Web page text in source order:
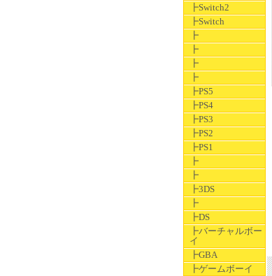
┣Switch2
┣Switch
┣
┣
┣
┣
┣PS5
┣PS4
┣PS3
┣PS2
┣PS1
┣
┣
┣3DS
┣
┣DS
┣バーチャルボー
イ
┣GBA
┣ゲームボーイ